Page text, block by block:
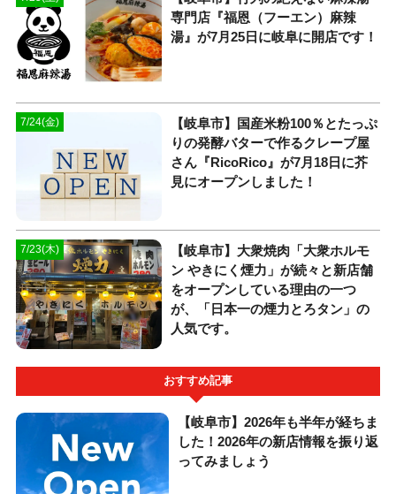
専門店『福恩（フーエン）麻辣
湯』が7月25日に岐阜に開店です！
7/24(金)
【岐阜市】国産米粉100％とたっぷ
りの発酵バターで作るクレープ屋
さん『RicoRico』が7月18日に芥
見にオープンしました！
7/23(木)
【岐阜市】大衆焼肉「大衆ホルモ
ン やきにく煙力」が続々と新店舗
をオープンしている理由の一つ
が、「日本一の煙力とろタン」の
人気です。
おすすめ記事
【岐阜市】2026年も半年が経ちま
した！2026年の新店情報を振り返
ってみましょう